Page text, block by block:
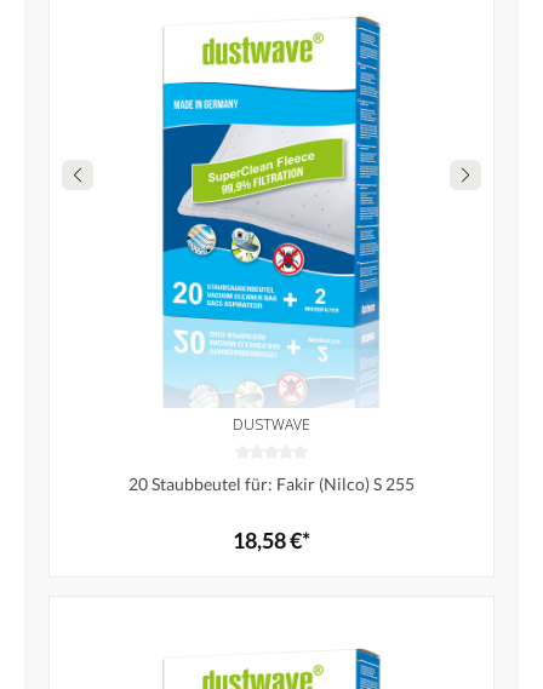
DUSTWAVE
20 Staubbeutel für: Fakir (Nilco) S 255
18,58 €*